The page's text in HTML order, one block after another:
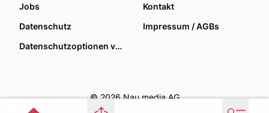
Jobs
Kontakt
Datenschutz
Impressum / AGBs
Datenschutzoptionen verwalten
© 2026 Nau media AG